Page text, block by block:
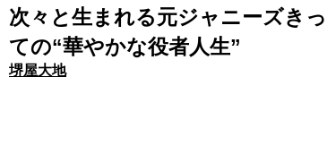
次々と生まれる元ジャニーズきっ
ての“華やかな役者人生”
堺屋大地